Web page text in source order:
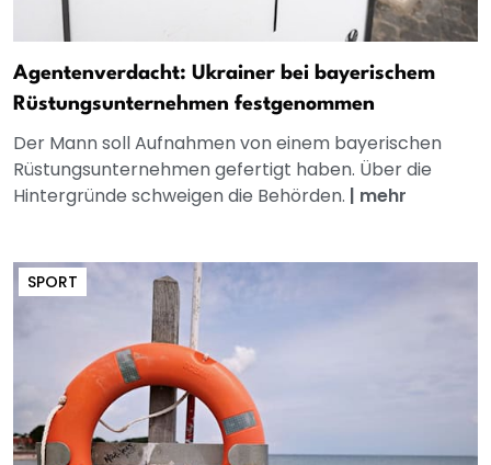
Agentenverdacht: Ukrainer bei bayerischem
Rüstungsunternehmen festgenommen
Der Mann soll Aufnahmen von einem bayerischen
Rüstungsunternehmen gefertigt haben. Über die
Hintergründe schweigen die Behörden. | mehr
SPORT